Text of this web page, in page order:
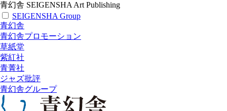
青幻舎 SEIGENSHA Art Publishing
SEIGENSHA Group
青幻舎
青幻舎プロモーション
草紙堂
紫紅社
青菁社
ジャズ批評
青幻舎グループ